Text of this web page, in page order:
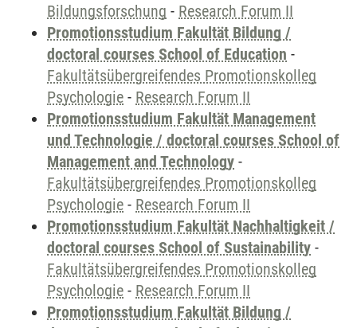
Bildungsforschung - Research Forum II
Promotionsstudium Fakultät Bildung /
doctoral courses School of Education -
Fakultätsübergreifendes Promotionskolleg
Psychologie - Research Forum II
Promotionsstudium Fakultät Management
und Technologie / doctoral courses School of
Management and Technology -
Fakultätsübergreifendes Promotionskolleg
Psychologie - Research Forum II
Promotionsstudium Fakultät Nachhaltigkeit /
doctoral courses School of Sustainability -
Fakultätsübergreifendes Promotionskolleg
Psychologie - Research Forum II
Promotionsstudium Fakultät Bildung /